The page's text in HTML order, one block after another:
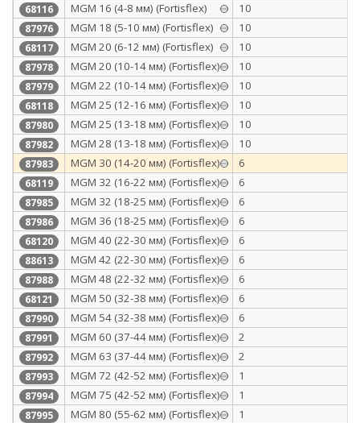
68116 MGM 16 (4-8 мм) (Fortisflex) 10
87976 МGM 18 (5-10 мм) (Fortisflex) 10
68117 MGM 20 (6-12 мм) (Fortisflex) 10
87978 МGM 20 (10-14 мм) (Fortisflex) 10
87979 МGM 22 (10-14 мм) (Fortisflex) 10
68118 MGM 25 (12-16 мм) (Fortisflex) 10
87980 МGM 25 (13-18 мм) (Fortisflex) 10
87982 МGM 28 (13-18 мм) (Fortisflex) 10
87983 МGM 30 (14-20 мм) (Fortisflex) 6
68119 MGM 32 (16-22 мм) (Fortisflex) 6
87985 МGM 32 (18-25 мм) (Fortisflex) 6
87986 МGM 36 (18-25 мм) (Fortisflex) 6
68120 MGM 40 (22-30 мм) (Fortisflex) 6
88613 МGM 42 (22-30 мм) (Fortisflex) 6
87988 МGM 48 (22-32 мм) (Fortisflex) 6
68121 MGM 50 (32-38 мм) (Fortisflex) 6
87990 МGM 54 (32-38 мм) (Fortisflex) 6
87991 МGM 60 (37-44 мм) (Fortisflex) 2
87992 МGM 63 (37-44 мм) (Fortisflex) 2
87993 МGM 72 (42-52 мм) (Fortisflex) 1
87994 МGM 75 (42-52 мм) (Fortisflex) 1
87995 МGM 80 (55-62 мм) (Fortisflex) 1